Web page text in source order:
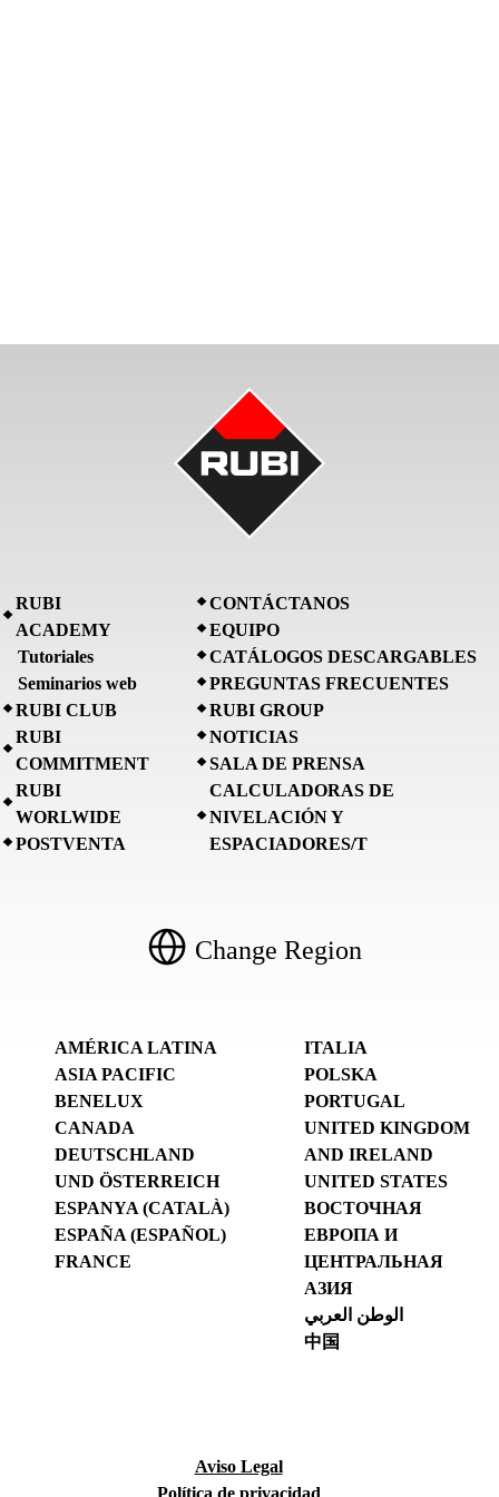
RUBI
ACADEMY
Tutoriales
Seminarios web
RUBI CLUB
RUBI
COMMITMENT
RUBI
WORLWIDE
POSTVENTA
CONTÁCTANOS
EQUIPO
CATÁLOGOS DESCARGABLES
PREGUNTAS FRECUENTES
RUBI GROUP
NOTICIAS
SALA DE PRENSA
CALCULADORAS DE
NIVELACIÓN Y
ESPACIADORES/T
Change Region
AMÉRICA LATINA
ASIA PACIFIC
BENELUX
CANADA
DEUTSCHLAND
UND ÖSTERREICH
ESPANYA (CATALÀ)
ESPAÑA (ESPAÑOL)
FRANCE
ITALIA
POLSKA
PORTUGAL
UNITED KINGDOM
AND IRELAND
UNITED STATES
ВОСТОЧНАЯ
ЕВРОПА И
ЦЕНТРАЛЬНАЯ
АЗИЯ
الوطن العربي
中国
Aviso Legal
Política de privacidad